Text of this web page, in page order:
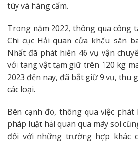
túy và hàng cấm.
Trong năm 2022, thông qua công
Chi cục Hải quan cửa khẩu sân
Nhất đã phát hiện 46 vụ vận
với tang vật tạm giữ trên 120 kg
2023 đến nay, đã bắt giữ 9 vụ, thu
các loại.
Bên cạnh đó, thông qua việc phát
pháp luật hải quan qua máy soi
đối với những trường hợp khác